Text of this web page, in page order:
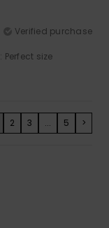
Verified purchase
: Perfect size
2 3 ... 5 >